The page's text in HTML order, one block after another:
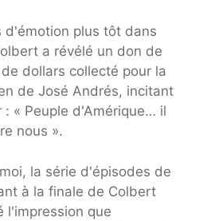
d'émotion plus tôt dans
a révélé un don de
dollars collecté pour la
de José Andrés, incitant
: « Peuple d'Amérique… il
nous ».
la série d'épisodes de
à la finale de Colbert
l'impression que